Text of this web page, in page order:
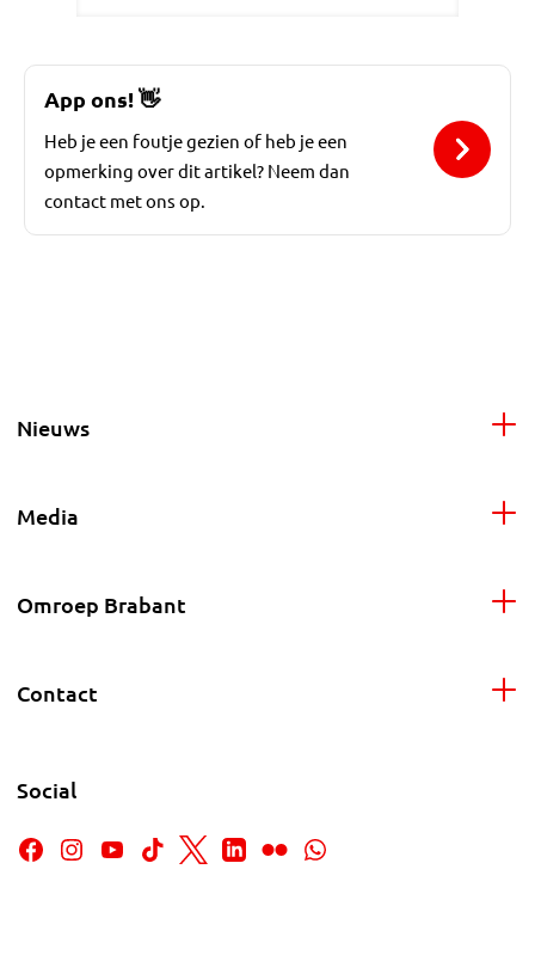
App ons! 👋
Heb je een foutje gezien of heb je een
opmerking over dit artikel? Neem dan
contact met ons op.
Nieuws
Media
Omroep Brabant
Contact
Social